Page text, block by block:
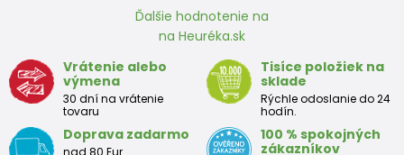
Tým sa Vám vypočíta tá správna veľkosť, ktorú
tak dôležitým faktorom správne a vhodné veľkosti.
Veľkostná tabuľka:
Ďalšie hodnotenie na
na Heuréka.sk
Vrátenie alebo
výmena
30 dní na vrátenie
tovaru
Tisíce položiek na
sklade
Rýchle odoslanie do 24
hodín.
Doprava zadarmo
nad 80 Eur
100 % spokojných
zákazníkov